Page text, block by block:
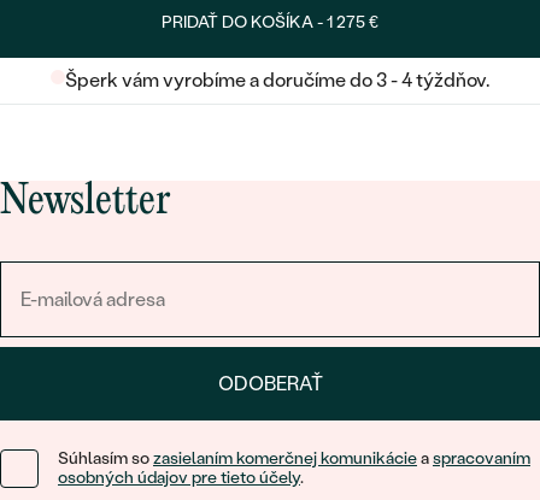
PRIDAŤ DO KOŠÍKA -1 275 €
Šperk vám vyrobíme a doručíme do 3 - 4 týždňov.
Newsletter
ODOBERAŤ
Súhlasím sozasielaním komerčnej komunikácieaspracovaním
osobných údajov pre tieto účely.